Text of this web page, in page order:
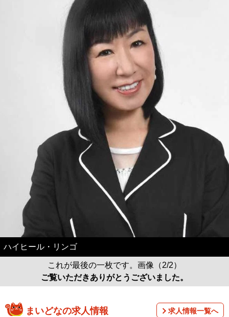
ハイヒール・リンゴ
これが最後の一枚です。画像（2/2）
ご覧いただきありがとうございました。
まいどなの求人情報 求人情報一覧へ